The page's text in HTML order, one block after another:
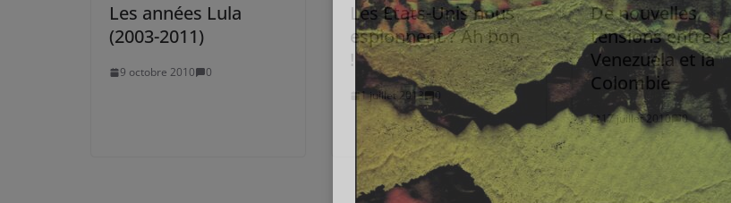
Les années Lula
(2003-2011)
9 octobre 2010 0
Les Etats-Unis nous
espionnent ? Ah bon
!
1 juillet 2013 0
De nouvelles
tensions entre le
Venezuela et la
Colombie
17 juillet 2010 0